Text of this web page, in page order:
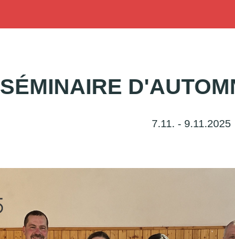
SÉMINAIRE
7.11. - 9.11.2025